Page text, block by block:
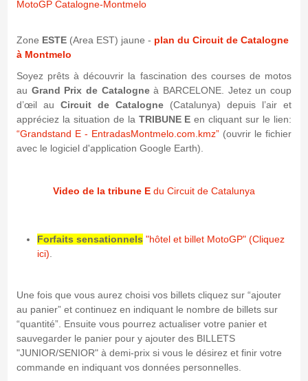
MotoGP Catalogne-Montmelo
Zone ESTE(Area EST) jaune - plan du Circuit de Catalogne
à Montmelo
Soyez prêts à découvrir la fascination des courses de motos
au Grand Prix de Catalogneà BARCELONE. Jetez un coup
d’œil au Circuit de Catalogne (Catalunya) depuis l’air et
appréciez la situation de la TRIBUNE Een cliquant sur le lien:
“Grandstand E - EntradasMontmelo.com.kmz” (ouvrir le fichier
avec le logiciel d'application Google Earth).
Video de la tribune E du Circuit de Catalunya
Forfaits sensationnels "hôtel et billet MotoGP" (Cliquez
ici)
Une fois que vous aurez choisi vos billets cliquez sur “ajouter
au panier” et continuez en indiquant le nombre de billets sur
“quantité”. Ensuite vous pourrez actualiser votre panier et
sauvegarder le panier pour y ajouter des BILLETS
"JUNIOR/SENIOR" à demi-prix si vous le désirez et finir votre
commande en indiquant vos données personnelles.